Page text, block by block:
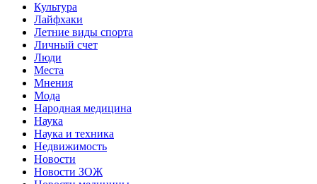
Культура
Лайфхаки
Летние виды спорта
Личный счет
Люди
Места
Мнения
Мода
Народная медицина
Наука
Наука и техника
Недвижимость
Новости
Новости ЗОЖ